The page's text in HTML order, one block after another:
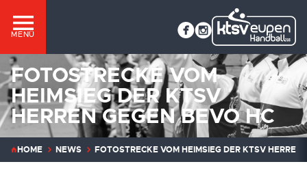
MENÜ
FOTOSTRECKE VOM
HEIMSIEG DER KTSV
HERREN GEGEN BEVO HC
HOME NEWS FOTOSTRECKE VOM HEIMSIEG DER KTSV HERREN